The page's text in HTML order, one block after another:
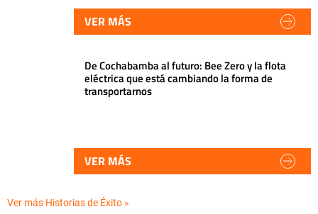
VER MÁS
De Cochabamba al futuro: Bee Zero y la flota
eléctrica que está cambiando la forma de
transportarnos
VER MÁS
Ver más Historias de Éxito »